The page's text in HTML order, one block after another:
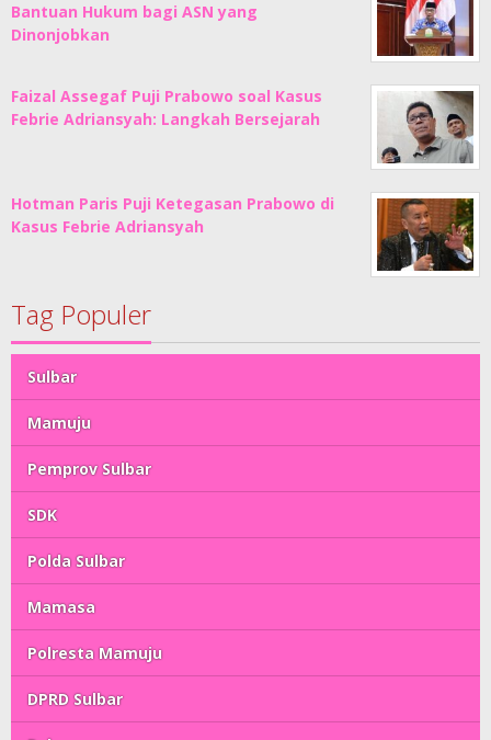
Bantuan Hukum bagi ASN yang
Dinonjobkan
Faizal Assegaf Puji Prabowo soal Kasus
Febrie Adriansyah: Langkah Bersejarah
Hotman Paris Puji Ketegasan Prabowo di
Kasus Febrie Adriansyah
Tag Populer
Sulbar
Mamuju
Pemprov Sulbar
SDK
Polda Sulbar
Mamasa
Polresta Mamuju
DPRD Sulbar